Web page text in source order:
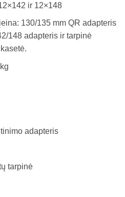
ir 12×148
130/135 mm QR adapteris
148 adapteris ir tarpinė
adapteris
tarpinė